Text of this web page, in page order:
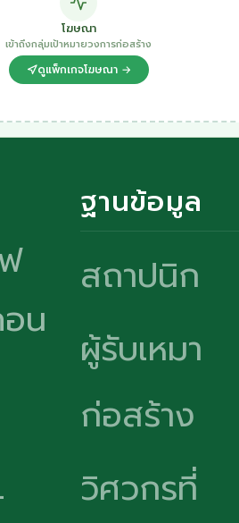
โฆษณา
เข้าถึงกลุ่มเป้าหมายวงการก่อสร้าง
ดูแพ็กเกจโฆษณา →
น
ฐานข้อมูล
สถาปนิก
ผู้รับเหมา
ก่อสร้าง
วิศวกรที่